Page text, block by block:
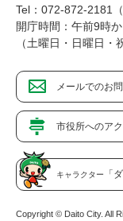
Tel：072-872-2181（
開庁時間：午前9時
（土曜日・日曜日・
メールでのお
市役所へのア
キャラクター 「
Copyright © Daito City. All